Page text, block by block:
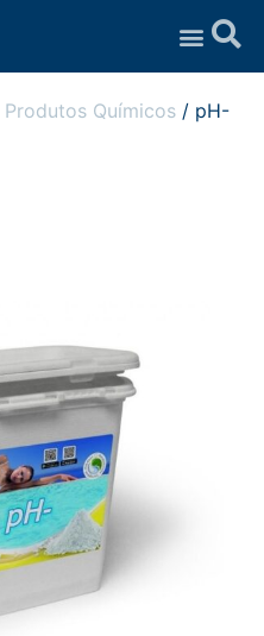
Produtos Químicos / pH-